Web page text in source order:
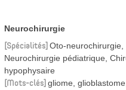
Neurochirurgie
Spécialités Oto-
Neurochirurgie pédiatrique,
hypophysaire
Mots-clés gliome,